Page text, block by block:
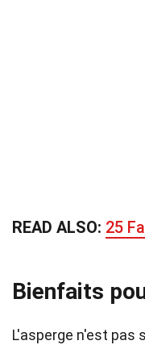
READ ALSO: 25
Bienfaits
L'asperge n'est pas